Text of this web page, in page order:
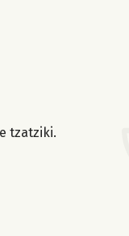
tzatziki.